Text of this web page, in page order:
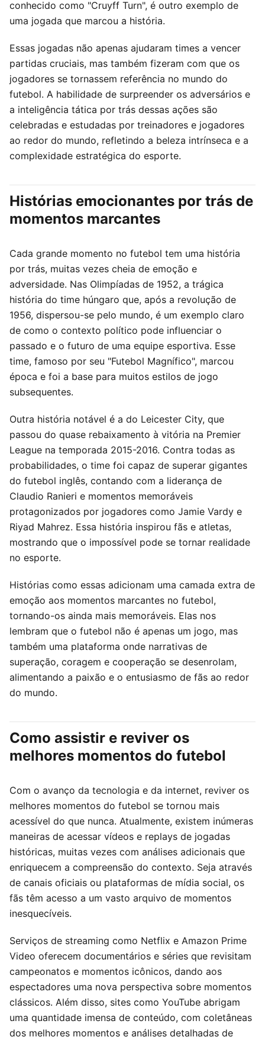
conhecido como "Cruyff Turn", é outro exemplo de
uma jogada que marcou a história.
Essas jogadas não apenas ajudaram times a vencer
partidas cruciais, mas também fizeram com que os
jogadores se tornassem referência no mundo do
futebol. A habilidade de surpreender os adversários e
a inteligência tática por trás dessas ações são
celebradas e estudadas por treinadores e jogadores
ao redor do mundo, refletindo a beleza intrínseca e a
complexidade estratégica do esporte.
Histórias emocionantes por trás de
momentos marcantes
Cada grande momento no futebol tem uma história
por trás, muitas vezes cheia de emoção e
adversidade. Nas Olimpíadas de 1952, a trágica
história do time húngaro que, após a revolução de
1956, dispersou-se pelo mundo, é um exemplo claro
de como o contexto político pode influenciar o
passado e o futuro de uma equipe esportiva. Esse
time, famoso por seu "Futebol Magnífico", marcou
época e foi a base para muitos estilos de jogo
subsequentes.
Outra história notável é a do Leicester City, que
passou do quase rebaixamento à vitória na Premier
League na temporada 2015-2016. Contra todas as
probabilidades, o time foi capaz de superar gigantes
do futebol inglês, contando com a liderança de
Claudio Ranieri e momentos memoráveis
protagonizados por jogadores como Jamie Vardy e
Riyad Mahrez. Essa história inspirou fãs e atletas,
mostrando que o impossível pode se tornar realidade
no esporte.
Histórias como essas adicionam uma camada extra de
emoção aos momentos marcantes no futebol,
tornando-os ainda mais memoráveis. Elas nos
lembram que o futebol não é apenas um jogo, mas
também uma plataforma onde narrativas de
superação, coragem e cooperação se desenrolam,
alimentando a paixão e o entusiasmo de fãs ao redor
do mundo.
Como assistir e reviver os
melhores momentos do futebol
Com o avanço da tecnologia e da internet, reviver os
melhores momentos do futebol se tornou mais
acessível do que nunca. Atualmente, existem inúmeras
maneiras de acessar vídeos e replays de jogadas
históricas, muitas vezes com análises adicionais que
enriquecem a compreensão do contexto. Seja através
de canais oficiais ou plataformas de mídia social, os
fãs têm acesso a um vasto arquivo de momentos
inesquecíveis.
Serviços de streaming como Netflix e Amazon Prime
Video oferecem documentários e séries que revisitam
campeonatos e momentos icônicos, dando aos
espectadores uma nova perspectiva sobre momentos
clássicos. Além disso, sites como YouTube abrigam
uma quantidade imensa de conteúdo, com coletâneas
dos melhores momentos e análises detalhadas de